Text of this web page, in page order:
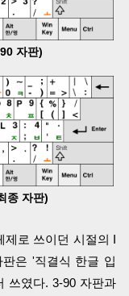
자판)
종 자판)
제로 쓰이던 시절의 I
은 '직결식 한글 입
쓰였다. 3-90 자판과